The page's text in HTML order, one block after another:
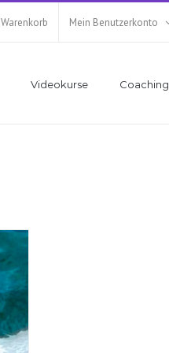
Warenkorb Mein Benutzerkonto
Videokurse Coaching